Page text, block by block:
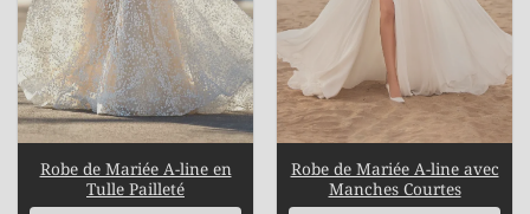
Robe de Mariée A-line en
Tulle Pailleté
Robe de Mariée A-line avec
Manches Courtes